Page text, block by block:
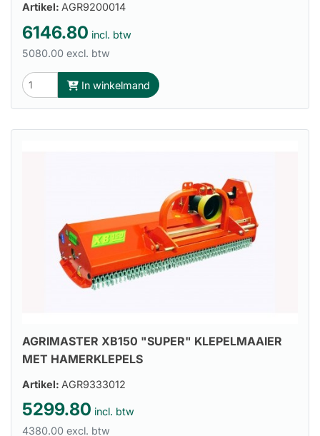
Artikel: AGR9200014
6146.80 incl. btw
5080.00 excl. btw
In winkelmand
AGRIMASTER XB150 "SUPER" KLEPELMAAIER
MET HAMERKLEPELS
Artikel: AGR9333012
5299.80 incl. btw
4380.00 excl. btw